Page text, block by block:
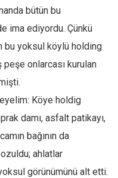
bütün bu
ima ediyordu. Çünkü
bu yoksul köylü holding
peşe onlarcası kurulan
Köye holdig
damı, asfalt patikayı,
bağının da
ahlatlar
görünümünü alt etti.